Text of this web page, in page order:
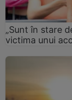
„Sunt în stare
victima unui